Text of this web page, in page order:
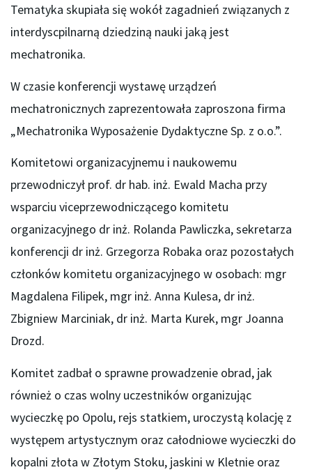
Tematyka skupiała się wokół zagadnień związanych z
interdyscpilnarną dziedziną nauki jaką jest
mechatronika.
W czasie konferencji wystawę urządzeń
mechatronicznych zaprezentowała zaproszona firma
„Mechatronika Wyposażenie Dydaktyczne Sp. z o.o.”.
Komitetowi organizacyjnemu i naukowemu
przewodniczył prof. dr hab. inż. Ewald Macha przy
wsparciu viceprzewodniczącego komitetu
organizacyjnego dr inż. Rolanda Pawliczka, sekretarza
konferencji dr inż. Grzegorza Robaka oraz pozostałych
członków komitetu organizacyjnego w osobach: mgr
Magdalena Filipek, mgr inż. Anna Kulesa, dr inż.
Zbigniew Marciniak, dr inż. Marta Kurek, mgr Joanna
Drozd.
Komitet zadbał o sprawne prowadzenie obrad, jak
również o czas wolny uczestników organizując
wycieczkę po Opolu, rejs statkiem, uroczystą kolację z
występem artystycznym oraz całodniowe wycieczki do
kopalni złota w Złotym Stoku, jaskini w Kletnie oraz